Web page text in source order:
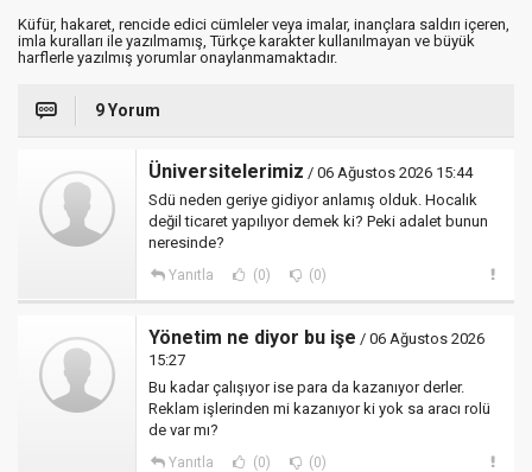
Küfür, hakaret, rencide edici cümleler veya imalar, inançlara saldırı içeren,
imla kuralları ile yazılmamış, Türkçe karakter kullanılmayan ve büyük
harflerle yazılmış yorumlar onaylanmamaktadır.
9 Yorum
Üniversitelerimiz / 06 Ağustos 2026 15:44
Sdü neden geriye gidiyor anlamış olduk. Hocalık
değil ticaret yapılıyor demek ki? Peki adalet bunun
neresinde?
Yanıtla (0) (0)
Yönetim ne diyor bu işe / 06 Ağustos 2026
15:27
Bu kadar çalışıyor ise para da kazanıyor derler.
Reklam işlerinden mi kazanıyor ki yok sa aracı rolü
de var mı?
Yanıtla (0) (0)